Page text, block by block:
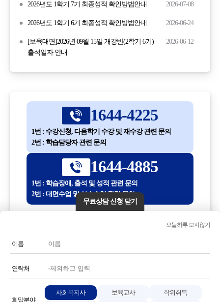
2026년도 1학기 7기 최종성적 확인방법안내 2026-07-08
2026년도 1학기 6기 최종성적 확인방법안내 2026-06-24
[보육대면]2026년 09월 15일 개강반(2학기 6기)
출석일자 안내
2026-06-12
1644-4225
1번 : 수강신청, 다음학기 수강 및 재수강 관련 문의
2번 : 학습담당자 관련 문의
1644-4885
1번 : 학습장애, 출석 및 성적 관련 문의
2번 : 대면수업 및 실습수업 관련 문의
전화번호 또는 전화기 모양 아이콘을 클릭하시면 전화통화가
연결됩니다.
무료상담 신청 닫기
오늘하루 보지않기
이름
연락처
희망분야
사회복지사 보육교사 학위취득